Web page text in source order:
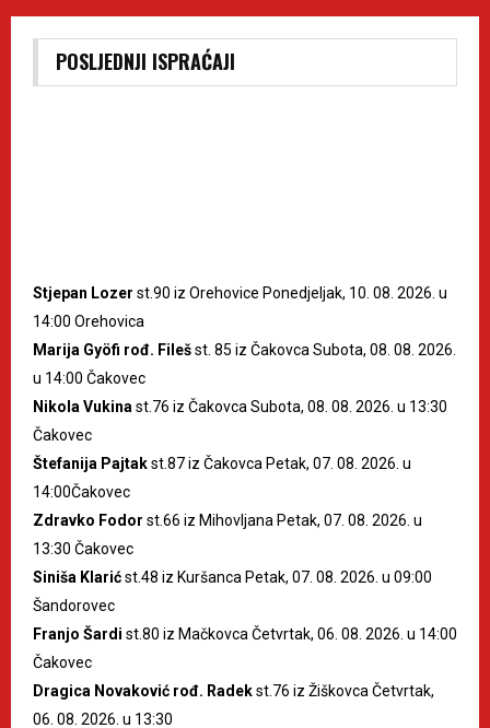
POSLJEDNJI ISPRAĆAJI
Stjepan Lozer st.90 iz Orehovice Ponedjeljak, 10. 08. 2026. u
14:00 Orehovica
Marija Gyöfi rođ. Filešst. 85 iz Čakovca Subota, 08. 08. 2026.
u 14:00 Čakovec
Nikola Vukina st.76 iz Čakovca Subota, 08. 08. 2026. u 13:30
Čakovec
Štefanija Pajtakst.87 iz Čakovca Petak, 07. 08. 2026. u
14:00Čakovec
Zdravko Fodor st.66 iz Mihovljana Petak, 07. 08. 2026. u
13:30 Čakovec
Siniša Klarićst.48 iz Kuršanca Petak, 07. 08. 2026. u 09:00
Šandorovec
Franjo Šardi st.80 iz Mačkovca Četvrtak, 06. 08. 2026. u 14:00
Čakovec
Dragica Novaković rođ. Radekst.76 iz Žiškovca Četvrtak,
06. 08. 2026. u 13:30